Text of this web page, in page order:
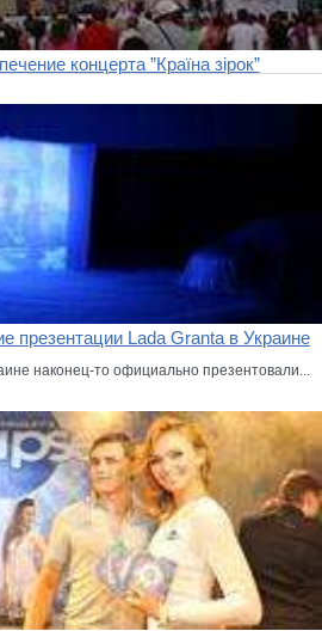
концерта ”Країна зірок”
презентации Lada Granta в Украине
наконец-то официально презентовали...